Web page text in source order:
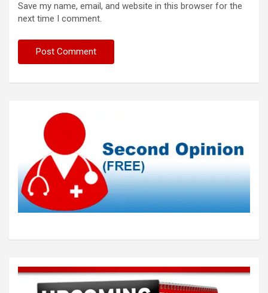
Save my name, email, and website in this browser for the
next time I comment.